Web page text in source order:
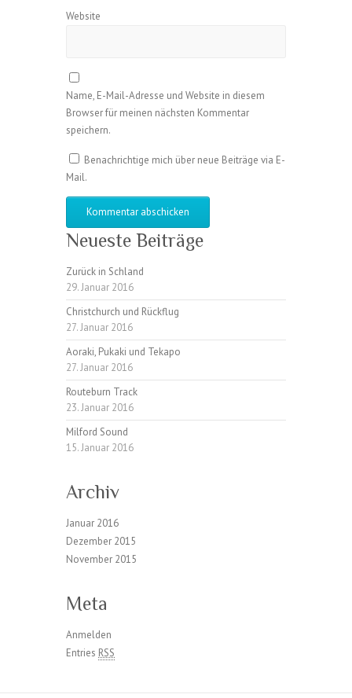
Website
Name, E-Mail-Adresse und Website in diesem
Browser für meinen nächsten Kommentar
speichern.
Benachrichtige mich über neue Beiträge via E-
Mail.
Neueste Beiträge
Zurück in Schland
29. Januar 2016
Christchurch und Rückflug
27. Januar 2016
Aoraki, Pukaki und Tekapo
27. Januar 2016
Routeburn Track
23. Januar 2016
Milford Sound
15. Januar 2016
Archiv
Januar 2016
Dezember 2015
November 2015
Meta
Anmelden
Entries RSS